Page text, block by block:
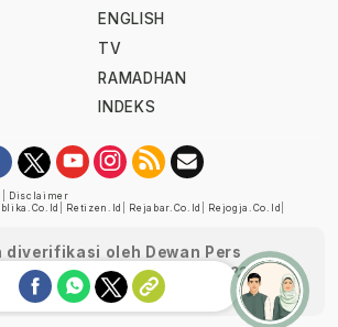
ENGLISH
TV
RAMADHAN
INDEKS
Disclaimer
Retizen.id Rejabar.co.id Rejogja.co.id
diverifikasi oleh Dewan Pers
1058/DP-Verifikasi/K/XII/2022
data/perusahaanpers